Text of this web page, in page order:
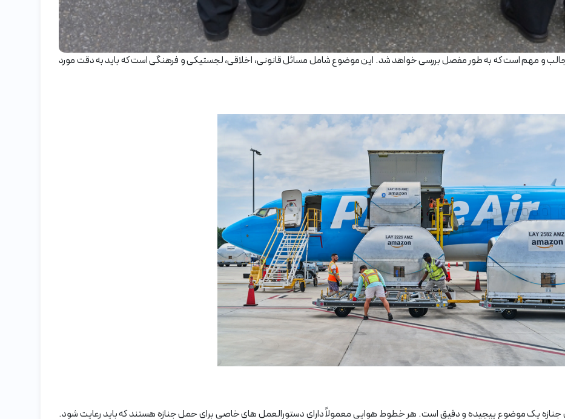
و مهم است که به طور مفصل بررسی خواهد شد. این موضوع شامل مسائل قانونی، اخلاقی، لجستیکی و فرهنگی است که باید به دقت مورد
یک موضوع پیچیده و دقیق است. هر خطوط هوایی معمولاً دارای دستورالعمل های خاصی برای حمل جنازه هستند که باید رعایت شود.